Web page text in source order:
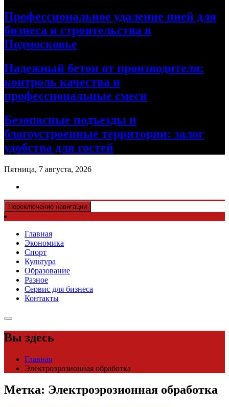
Профессиональное удаление пней для
бизнеса и строительства в
Подмосковье
Надежный бетон от производителя:
контроль качества и
профессиональные смеси
Безопасные подъезды и
благоустроенные территории: залог
удобства для гостей
Пятница, 7 августа, 2026
Переключение навигации
Главная
Экономика
Спорт
Культура
Образование
Разное
Сервис для бизнеса
Контакты
Вы здесь
Главная
Электроэрозионная обработка
Метка: Электроэрозионная обработка